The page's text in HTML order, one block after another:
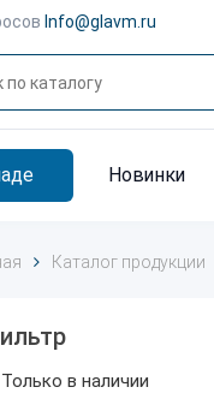
Info@glavm.ru
Новинки
Каталог продукции
Только в наличии